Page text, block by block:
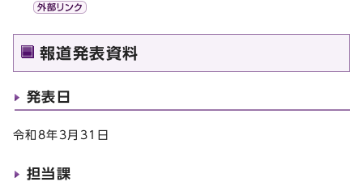
報道発表資料
発表日
令和8年3月31日
担当課